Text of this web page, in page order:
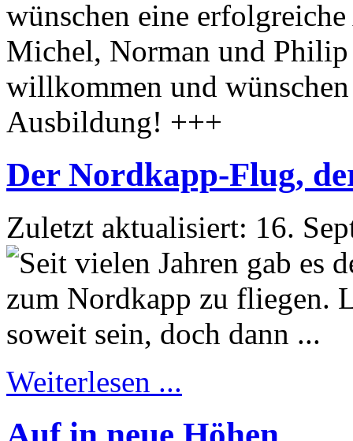
Der Nordkapp-Flug,
Zuletzt aktualisiert: 16.
Weiterlesen ...